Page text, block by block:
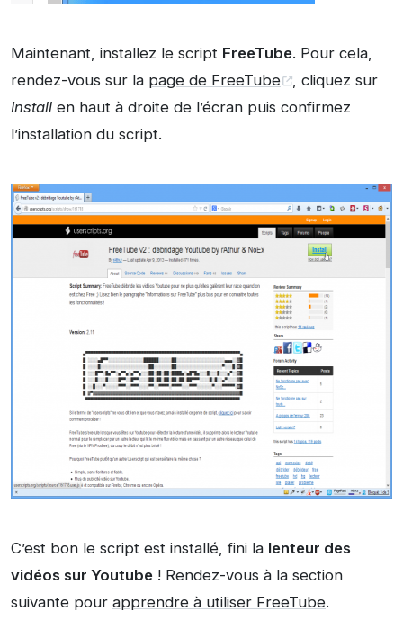
Maintenant, installez le script FreeTube. Pour cela,
rendez-vous sur la page de FreeTube
, cliquez sur
Install en haut à droite de l’écran puis confirmez
l’installation du script.
C’est bon le script est installé, fini la lenteur des
vidéos sur Youtube ! Rendez-vous à la section
suivante pour apprendre à utiliser FreeTube.